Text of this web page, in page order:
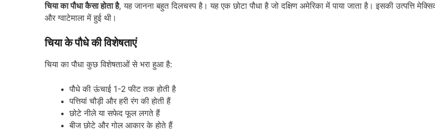
चिया का पौधा कैसा होता है, यह जानना बहुत दिलचस्प है। यह एक छोटा पौधा है जो दक्षिण अमेरिका में पाया जाता है। इसकी उत्पत्ति
और ग्वाटेमाला में हुई थी।
चिया के पौधे की विशेषताएं
चिया का पौधा कुछ विशेषताओं से भरा हुआ है:
पौधे की ऊंचाई 1-2 फीट तक होती है
पत्तियां चौड़ी और हरी रंग की होती हैं
छोटे नीले या सफेद फूल लगते हैं
बीज छोटे और गोल आकार के होते हैं